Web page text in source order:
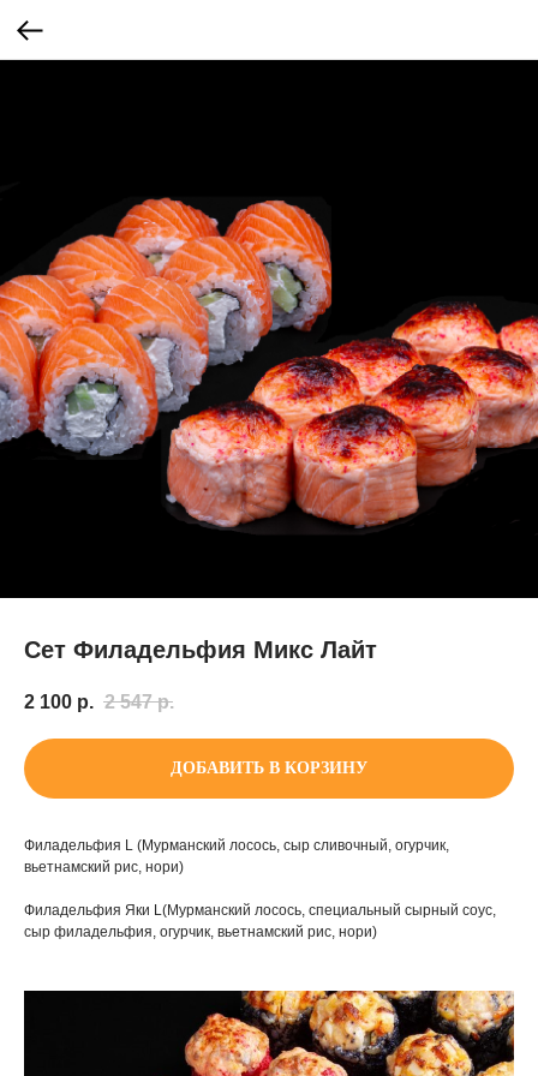
Сет Филадельфия Микс Лайт
2 100 р. 2 547 р.
ДОБАВИТЬ В КОРЗИНУ
Филадельфия L (Мурманский лосось, сыр сливочный, огурчик,
вьетнамский рис, нори)
Филадельфия Яки L(Мурманский лосось, специальный сырный соус,
сыр филадельфия, огурчик, вьетнамский рис, нори)